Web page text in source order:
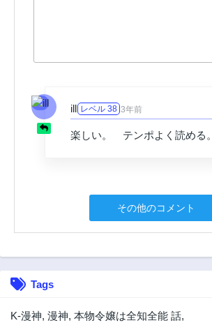
ill レベル 38 3年前
楽しい。 テンポよく読める。
その他のコメント
Tags
K-漫神, 漫神, 本物令嬢は全知全能 話,